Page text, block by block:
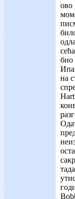
ово
био
на